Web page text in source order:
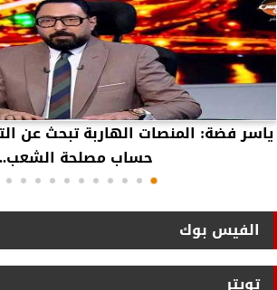
ياسر فضة: المنصات الهاربة تبحث عن
حساب مصلحة
الفيس بوك